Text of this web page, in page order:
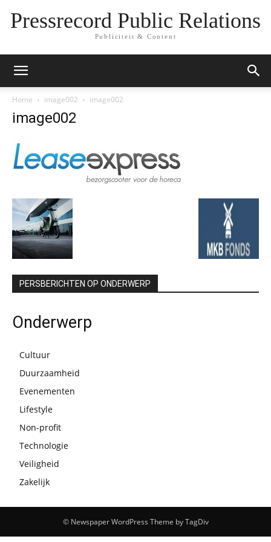
Pressrecord Public Relations
Publiciteit & Content
Home image002 image002
image002
PERSBERICHTEN OP ONDERWERP
Onderwerp
Cultuur
Duurzaamheid
Evenementen
Lifestyle
Non-profit
Technologie
Veiligheid
Zakelijk
© Newspaper WordPress Theme by TagDiv